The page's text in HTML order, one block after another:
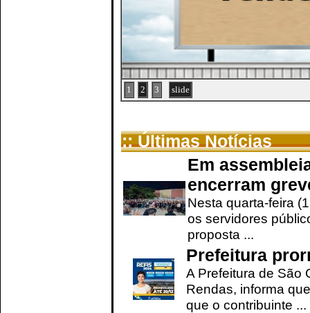
1 2 3 slide
:: Últimas Notícias
Em
encerram
Nesta quarta-feira
os servidores
proposta ...
Prefeitura
A Prefeitura de São
Rendas, informa
que o contribuinte ...